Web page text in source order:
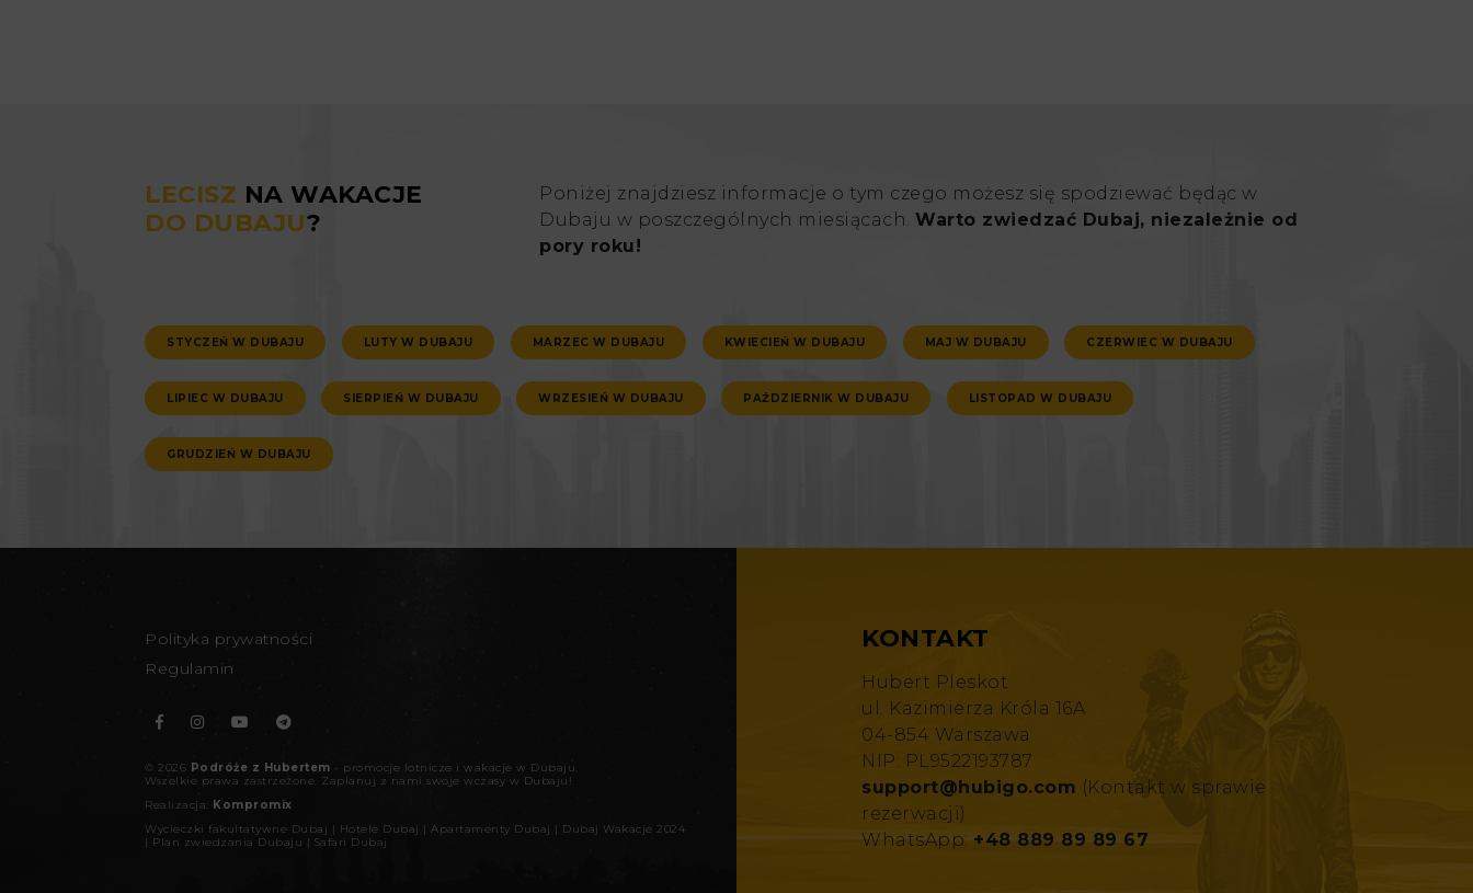
LECISZ NA WAKACJE
DO DUBAJU?
Poniżej znajdziesz informacje o tym czego możesz się spodziewać będąc w
Dubaju w poszczególnych miesiącach. Warto zwiedzać Dubaj, niezależnie od
pory roku!
STYCZEŃ W DUBAJU LUTY W DUBAJU MARZEC W DUBAJU KWIECIEŃ W DUBAJU MAJ W DUBAJU CZERWIEC W DUBAJU
LIPIEC W DUBAJU SIERPIEŃ W DUBAJU WRZESIEŃ W DUBAJU PAŹDZIERNIK W DUBAJU LISTOPAD W DUBAJU
GRUDZIEŃ W DUBAJU
Polityka prywatności
Regulamin
© 2026 Podróże z Hubertem - promocje lotnicze i wakacje w Dubaju
Wszelkie prawa zastrzeżone. Zaplanuj z nami swoje wczasy w Dubaju!
Realizacja: Kompromix
Wycieczki fakultatywne Dubaj | Hotele Dubaj | Apartamenty Dubaj | Dubaj Wakacje 2024
| Plan zwiedzania Dubaju | Safari Dubaj
KONTAKT
Hubert Pleskot
ul. Kazimierza Króla 16A
04-854 Warszawa
NIP: PL9522193787
support@hubigo.com (Kontakt w sprawie
rezerwacji)
WhatsApp: +48 889 89 89 67